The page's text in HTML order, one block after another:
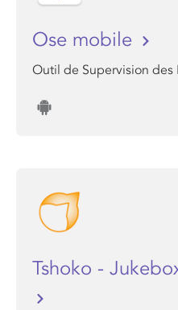
Ose mobile
Outil de Supervision des
Tshoko -